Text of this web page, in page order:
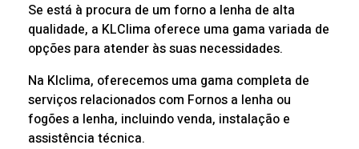
Se está à procura de um forno a lenha de alta
qualidade, a KLClima oferece uma gama variada de
opções para atender às suas necessidades.
Na Klclima, oferecemos uma gama completa de
serviços relacionados com Fornos a lenha ou
fogões a lenha, incluindo venda, instalação e
assistência técnica.